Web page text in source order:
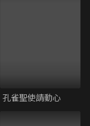
孔雀聖使請動心